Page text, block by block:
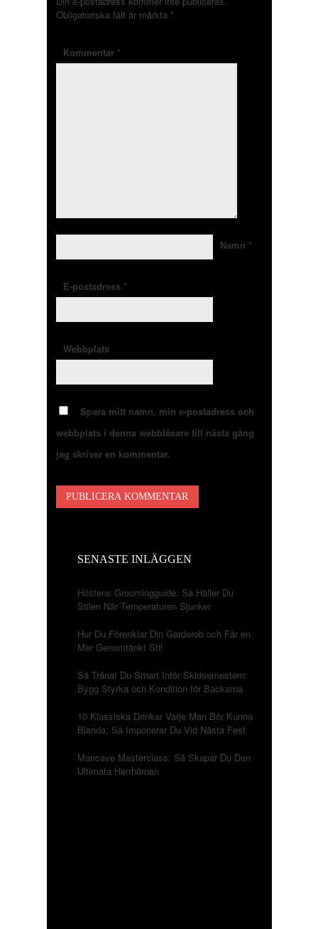
Obligatoriska fält är märkta *
Kommentar *
Namn *
E-postadress *
Webbplats
Spara mitt namn, min e-postadress och
webbplats i denna webbläsare till nästa gång
jag skriver en kommentar.
SENASTE INLÄGGEN
Höstens Groomingguide: Så Håller Du
Stilen När Temperaturen Sjunker
Hur Du Förenklar Din Garderob och Får en
Mer Genomtänkt Stil
Så Tränar Du Smart Inför Skidsemestern:
Bygg Styrka och Kondition för Backarna
10 Klassiska Drinkar Varje Man Bör Kunna
Blanda: Så Imponerar Du Vid Nästa Fest
Mancave Masterclass: Så Skapar Du Den
Ultimata Herrhörnan